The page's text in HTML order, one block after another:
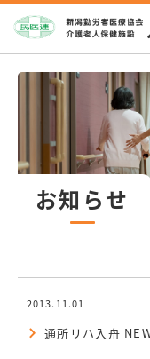
お知らせ
2013.11.01
通所リハ入舟